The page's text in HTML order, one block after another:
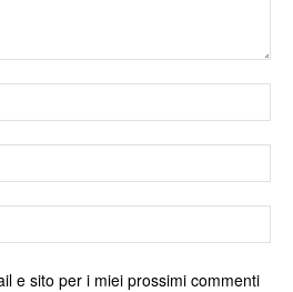
e sito per i miei prossimi commenti